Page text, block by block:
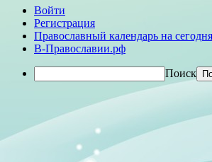
Войти
Регистрация
Православный календарь на сегодня
В-Православии.рф
Поиск